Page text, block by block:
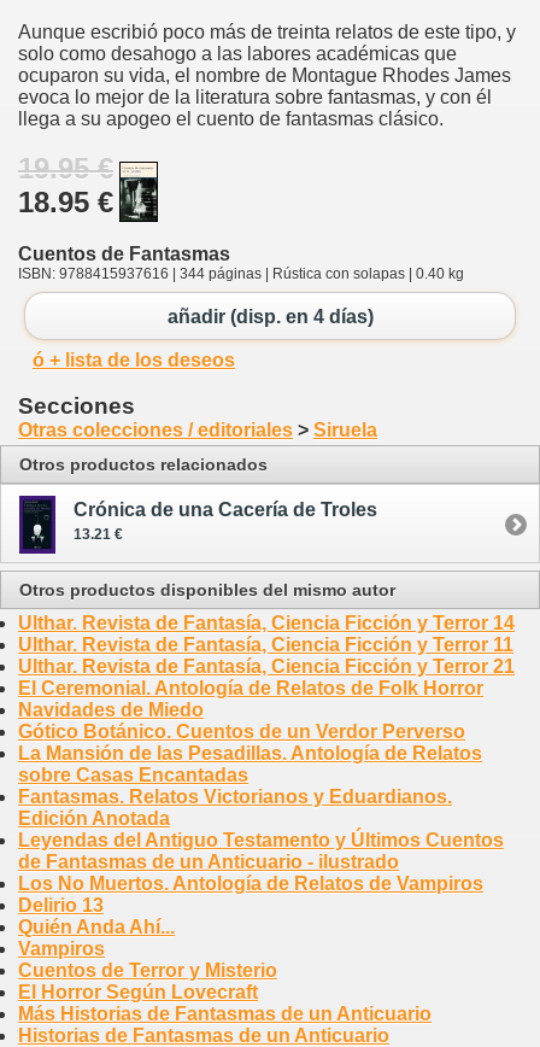
Aunque escribió poco más de treinta relatos de este tipo, y
solo como desahogo a las labores académicas que
ocuparon su vida, el nombre de Montague Rhodes James
evoca lo mejor de la literatura sobre fantasmas, y con él
llega a su apogeo el cuento de fantasmas clásico.
19.95 €
18.95 €
Cuentos de Fantasmas
ISBN: 9788415937616 | 344 páginas | Rústica con solapas | 0.40 kg
añadir (disp. en 4 días)
ó + lista de los deseos
Secciones
Otras colecciones / editoriales > Siruela
Otros productos relacionados
Crónica de una Cacería de Troles
13.21 €
Otros productos disponibles del mismo autor
Ulthar. Revista de Fantasía, Ciencia Ficción y Terror 14
Ulthar. Revista de Fantasía, Ciencia Ficción y Terror 11
Ulthar. Revista de Fantasía, Ciencia Ficción y Terror 21
El Ceremonial. Antología de Relatos de Folk Horror
Navidades de Miedo
Gótico Botánico. Cuentos de un Verdor Perverso
La Mansión de las Pesadillas. Antología de Relatos
sobre Casas Encantadas
Fantasmas. Relatos Victorianos y Eduardianos.
Edición Anotada
Leyendas del Antiguo Testamento y Últimos Cuentos
de Fantasmas de un Anticuario - ilustrado
Los No Muertos. Antología de Relatos de Vampiros
Delirio 13
Quién Anda Ahí...
Vampiros
Cuentos de Terror y Misterio
El Horror Según Lovecraft
Más Historias de Fantasmas de un Anticuario
Historias de Fantasmas de un Anticuario